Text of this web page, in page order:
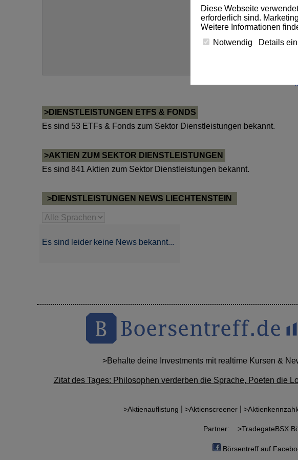
Diese Webseite
erforderlich sind.
Weitere Informationen
Notwendig
Details
>DIENSTLEISTUNGEN ETFS & FONDS
Es sind 53 ETFs & Fonds zum Sektor Dienstleistungen bekannt.
>AKTIEN ZUM SEKTOR DIENSTLEISTUNGEN
Es sind 841 Aktien zum Sektor Dienstleistungen bekannt.
>DIENSTLEISTUNGEN NEWS LIECHTENSTEIN
Es sind leider keine News bekannt...
>Behalte deine Investments mit realtime Kursen &
Zitat des Tages: Philosophen verderben die Sprache, Poeten die
>Aktienauflistung >Aktienscreener|
Partner: >TradegateBSX
Börsentreff auf